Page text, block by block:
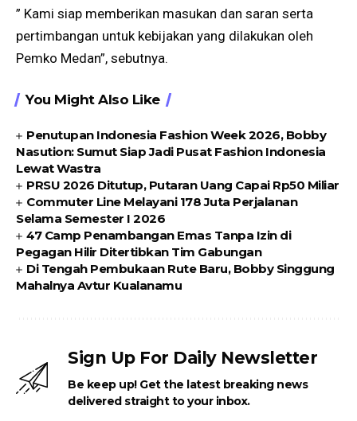
” Kami siap memberikan masukan dan saran serta
pertimbangan untuk kebijakan yang dilakukan oleh
Pemko Medan”, sebutnya.
You Might Also Like
Penutupan Indonesia Fashion Week 2026, Bobby
Nasution: Sumut Siap Jadi Pusat Fashion Indonesia
Lewat Wastra
PRSU 2026 Ditutup, Putaran Uang Capai Rp50 Miliar
Commuter Line Melayani 178 Juta Perjalanan
Selama Semester I 2026
47 Camp Penambangan Emas Tanpa Izin di
Pegagan Hilir Ditertibkan Tim Gabungan
Di Tengah Pembukaan Rute Baru, Bobby Singgung
Mahalnya Avtur Kualanamu
Sign Up For Daily Newsletter
Be keep up! Get the latest breaking news
delivered straight to your inbox.